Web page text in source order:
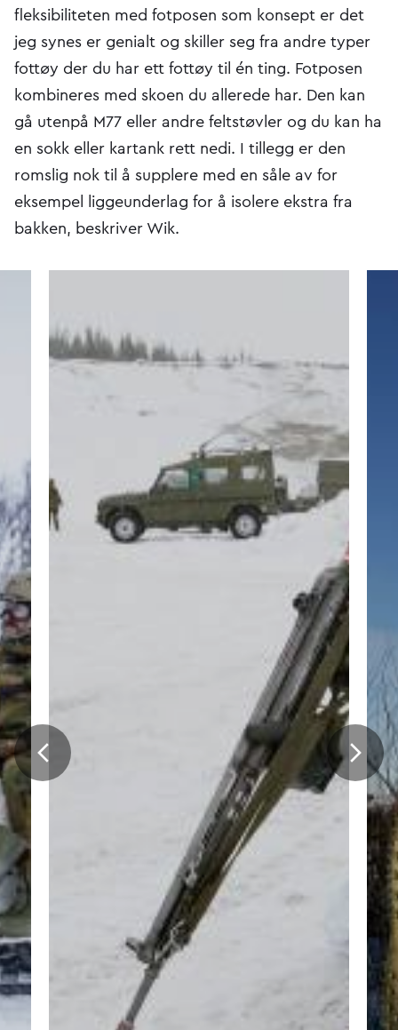
fleksibiliteten med fotposen som konsept er det
jeg synes er genialt og skiller seg fra andre typer
fottøy der du har ett fottøy til én ting. Fotposen
kombineres med skoen du allerede har. Den kan
gå utenpå M77 eller andre feltstøvler og du kan ha
en sokk eller kartank rett nedi. I tillegg er den
romslig nok til å supplere med en såle av for
eksempel liggeunderlag for å isolere ekstra fra
bakken, beskriver Wik.